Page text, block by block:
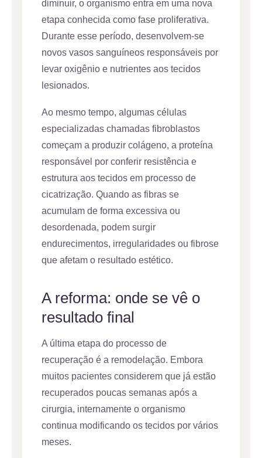
diminuir, o organismo entra em uma nova
etapa conhecida como fase proliferativa.
Durante esse período, desenvolvem-se
novos vasos sanguíneos responsáveis por
levar oxigênio e nutrientes aos tecidos
lesionados.
Ao mesmo tempo, algumas células
especializadas chamadas fibroblastos
começam a produzir colágeno, a proteína
responsável por conferir resistência e
estrutura aos tecidos em processo de
cicatrização. Quando as fibras se
acumulam de forma excessiva ou
desordenada, podem surgir
endurecimentos, irregularidades ou fibrose
que afetam o resultado estético.
A reforma: onde se vê o
resultado final
A última etapa do processo de
recuperação é a remodelação. Embora
muitos pacientes considerem que já estão
recuperados poucas semanas após a
cirurgia, internamente o organismo
continua modificando os tecidos por vários
meses.